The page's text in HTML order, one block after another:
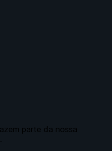
parte da nossa
.